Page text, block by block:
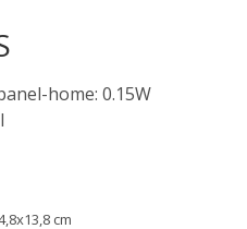
home: 0.15W
cm